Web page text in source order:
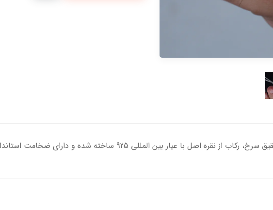
عیار بین المللی 925 ساخته شده و دارای ضخامت استاندارد و کیفیت بالایی می‌باشد.